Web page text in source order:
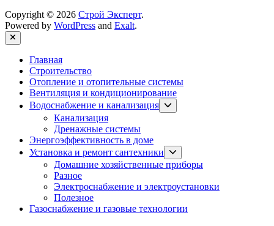
Copyright © 2026 Строй Эксперт.
Powered by WordPress and Exalt.
Close
Главная
Строительство
Отопление и отопительные системы
Вентиляция и кондиционирование
Водоснабжение и канализация
Show
sub
Канализация
Дренажные системы
Энергоэффективность в доме
Установка и ремонт сантехники
sub
menu
Домашние хозяйственные приборы
Разное
Электроснабжение и электроустановки
Полезное
Газоснабжение и газовые технологии